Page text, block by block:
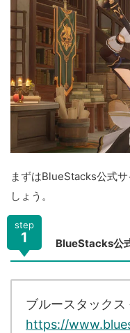
まずはBlueStacks公式
しょう。
step
1 BlueStacks公
ブルースタックス
https://